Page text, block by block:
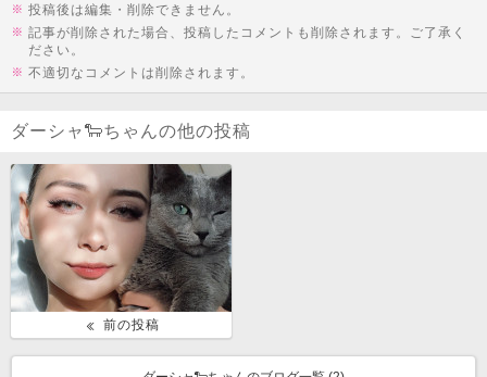
投稿後は編集・削除できません。
記事が削除された場合、投稿したコメントも削除されます。ご了承く
ださい。
不適切なコメントは削除されます。
ダーシャ🐑ちゃんの他の投稿
前の投稿